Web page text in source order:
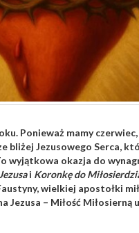
Ponieważ mamy
bliżej Jezusowego Serca,
wyjątkowa okazja do
i Koronkę do
wielkiej apostołki
Jezusa – Miłość Miłosierną